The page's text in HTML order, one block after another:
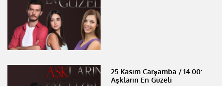
25 Kasım Çarşamba / 14.00:
Aşkların En Güzeli